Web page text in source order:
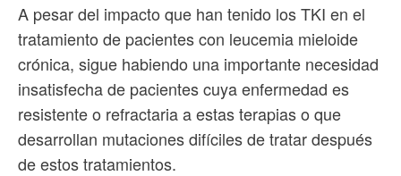
A pesar del impacto que han tenido los TKI en el
tratamiento de pacientes con leucemia mieloide
crónica, sigue habiendo una importante necesidad
insatisfecha de pacientes cuya enfermedad es
resistente o refractaria a estas terapias o que
desarrollan mutaciones difíciles de tratar después
de estos tratamientos.